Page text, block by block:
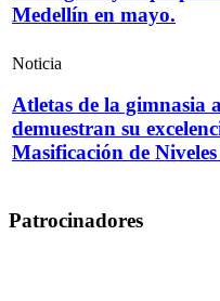
Medellín en mayo.
Noticia
Atletas de la gimnasia
demuestran su
Masificación de
Patrocinadores